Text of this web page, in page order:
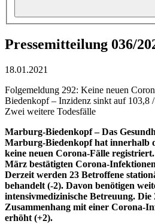
Pressemitteilung 036/
18.01.2021
Folgemeldung 292: Keine neuen
Biedenkopf – Inzidenz sinkt auf 103,8
Zwei weitere Todesfälle
Marburg-Biedenkopf – Das
Marburg-Biedenkopf hat innerhalb
keine neuen Corona-Fälle
März bestätigten Corona-
Derzeit werden 23 Betroffene
behandelt (-2). Davon benötigen
intensivmedizinische Betreuung.
Zusammenhang mit einer Corona-
erhöht (+2).